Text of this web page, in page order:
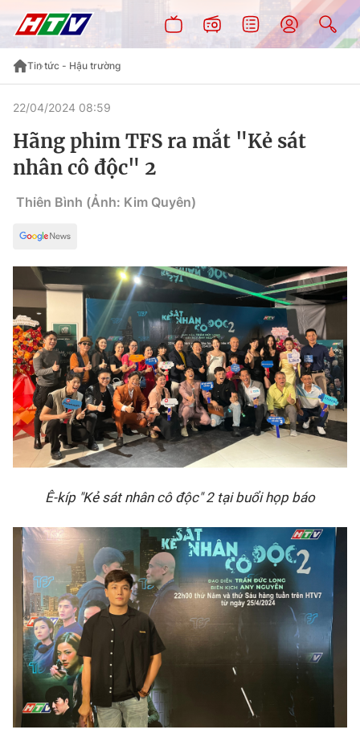
Tin tức - Hậu trường
22/04/2024 08:59
Hãng phim TFS ra mắt "Kẻ sát
nhân cô độc" 2
Thiên Bình (Ảnh: Kim Quyên)
Ê-kíp "Kẻ sát nhân cô độc" 2 tại buổi họp báo